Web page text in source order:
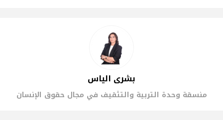
بشرى الياس
منسقة وحدة التربية والتثقيف في مجال حقوق الإنسان